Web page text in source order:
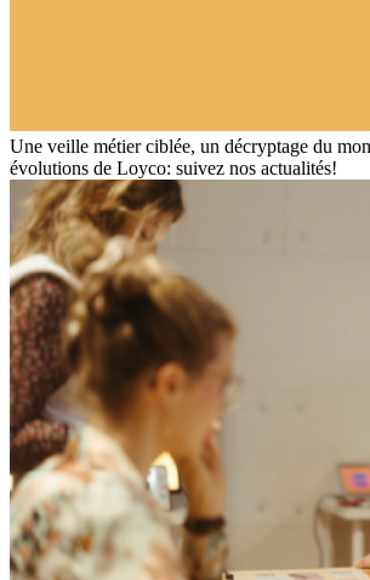
Une veille métier ciblée, un décryptage du
évolutions de Loyco: suivez nos actualités!